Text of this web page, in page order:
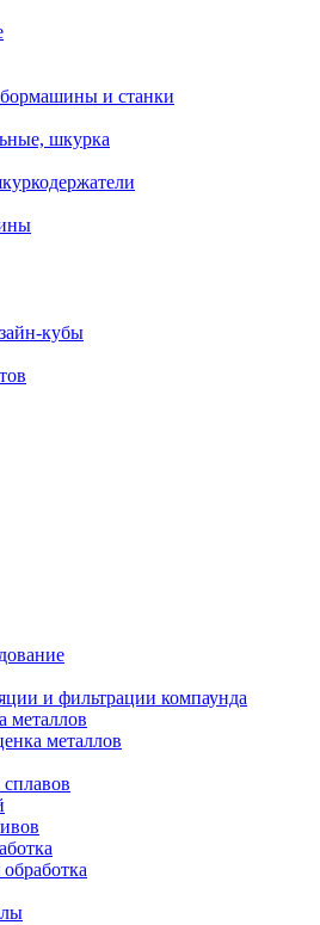
и станки
шкурка
кубы
и фильтрации компаунда
металлов
металлов